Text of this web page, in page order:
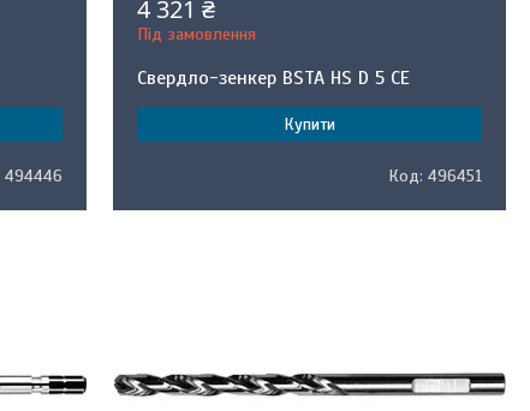
494446
4 321 ₴
Під замовлення
Свердло-зенкер BSTA HS D 5 CE
Купити
496451